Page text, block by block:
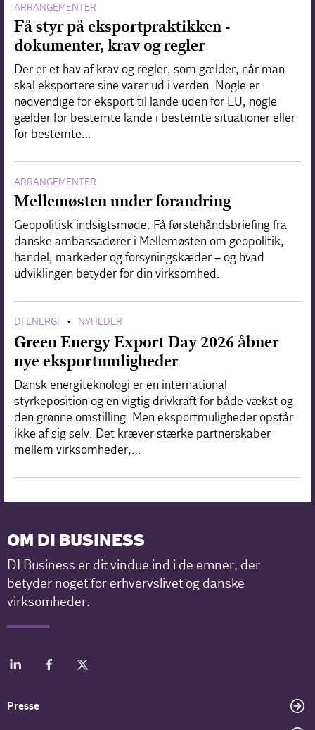
ARRANGEMENTER
Få styr på eksportpraktikken -
dokumenter, krav og regler
Der er et hav af krav og regler, som gælder, når man
skal eksportere sine varer ud i verden. Nogle er
nødvendige for eksport til lande uden for EU, nogle
gælder for bestemte lande i bestemte situationer eller
for bestemte…
ARRANGEMENTER
Mellemøsten under forandring
Geopolitisk indsigtsmøde: Få førstehåndsbriefing fra
danske ambassadører i Mellemøsten om geopolitik,
handel, markeder og forsyningskæder – og hvad
udviklingen betyder for din virksomhed.
DI ENERGI • NYHEDER
Green Energy Export Day 2026 åbner
nye eksportmuligheder
Dansk energiteknologi er en international
styrkeposition og en vigtig drivkraft for både vækst og
den grønne omstilling. Men eksportmuligheder opstår
ikke af sig selv. Det kræver stærke partnerskaber
mellem virksomheder,…
OM DI BUSINESS
DI Business er dit vindue ind i de emner, der
betyder noget for erhvervslivet og danske
virksomheder.
Presse